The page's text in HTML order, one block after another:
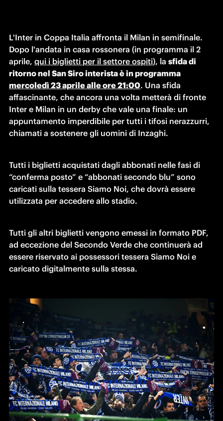
L'Inter in Coppa Italia affronta il Milan in semifinale.
Dopo l'andata in casa rossonera (in programma il 2
aprile, qui i biglietti per il settore ospiti), la sfida di
mercoledì 23 aprile alle ore 21:00. Una sfida
affascinante, che ancora una volta metterà di fronte
Inter e Milan in un derby che vale una finale: un
appuntamento imperdibile per tutti i tifosi nerazzurri,
chiamati a sostenere gli uomini di Inzaghi.
Tutti i biglietti acquistati dagli abbonati nelle fasi di
“conferma posto” e “abbonati secondo blu” sono
caricati sulla tessera Siamo Noi, che dovrà essere
utilizzata per accedere allo stadio.
Tutti gli altri biglietti vengono emessi in formato PDF,
ad eccezione del Secondo Verde che continuerà ad
essere riservato ai possessori tessera Siamo Noi e
caricato digitalmente sulla stessa.